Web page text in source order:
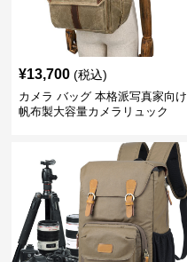
¥13,700 (税込)
カメラ バッグ 本格派写真家向け
帆布製大容量カメラリュック